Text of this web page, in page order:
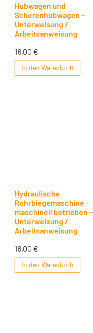
Hubwagen und
Scherenhubwagen –
Unterweisung /
Arbeitsanweisung
16,00 €
In den Warenkorb
Hydraulische
Rohrbiegemaschine
maschinell betrieben –
Unterweisung /
Arbeitsanweisung
16,00 €
In den Warenkorb